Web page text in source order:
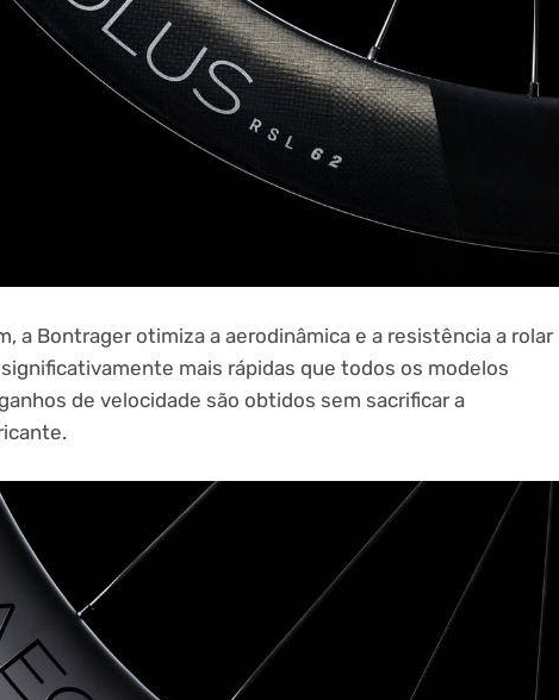
a Bontrager otimiza a aerodinâmica e a resistência a rolar
mais rápidas que todos os modelos
de velocidade são obtidos sem sacrificar a